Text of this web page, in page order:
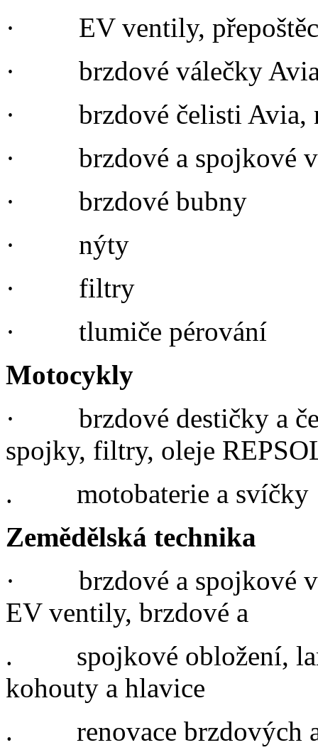
·
EV ventily,
·
brzdové válečky
·
brzdové čelisti Avia,
·
brzdové a spojkové
·
brzdové bubny
·
nýty
·
filtry
·
tlumiče pérování
Motocykly
· brzdové destičky a
spojky, filtry, oleje
.
motobaterie a svíčky
Zemědělská technika
·
brzdové a spojkové
EV ventily, brzdové a
.
spojkové obložení,
kohouty a hlavice
.
renovace brzdových